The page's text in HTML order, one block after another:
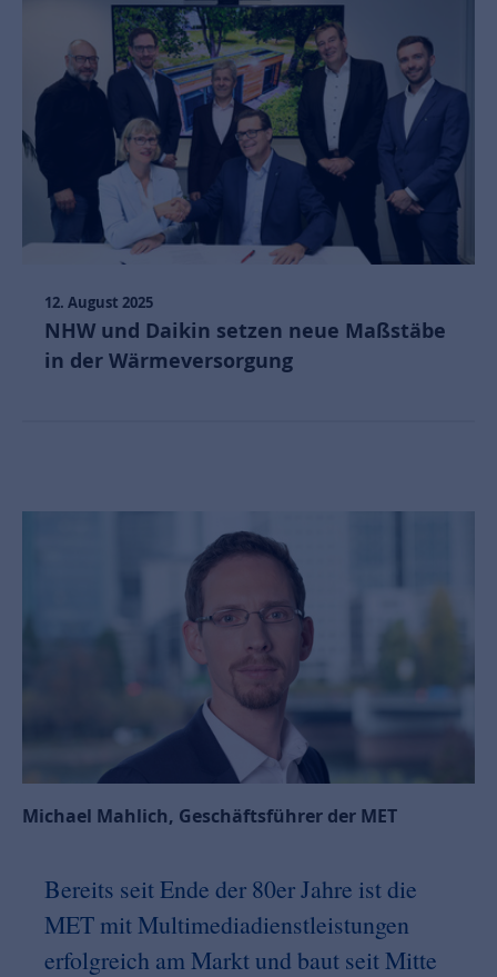
12. August 2025
NHW und Daikin setzen neue Maßstäbe
in der Wärmeversorgung
Michael Mahlich, Geschäftsführer der MET
Bereits seit Ende der 80er Jahre ist die
MET mit Multimediadienstleistungen
erfolgreich am Markt und baut seit Mitte